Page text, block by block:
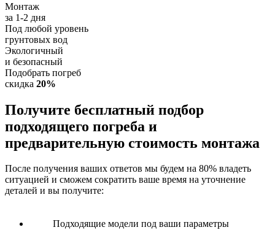
Монтаж
за 1-2 дня
Под любой уровень
грунтовых вод
Экологичный
и безопасный
Подобрать погреб
скидка 20%
Получите бесплатный подбор
подходящего погреба и
предварительную стоимость монтажа
После получения ваших ответов мы будем на 80% владеть
ситуацией и сможем сократить ваше время на уточнение
деталей и вы получите:
Подходящие модели под ваши параметры